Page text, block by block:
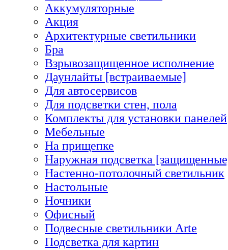
Аккумуляторные
Акция
Архитектурные светильники
Бра
Взрывозащищенное исполнение
Даунлайты [встраиваемые]
Для автосервисов
Для подсветки стен, пола
Комплекты для установки панелей
Мебельные
На прищепке
Наружная подсветка
Настенно-потолочный светильник
Настольные
Ночники
Офисный
Подвесные светильники Arte
Подсветка для картин